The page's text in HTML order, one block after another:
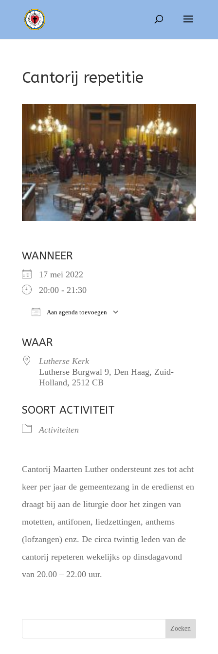
Cantorij repetitie
WANNEER
17 mei 2022
20:00 - 21:30
Aan agenda toevoegen
WAAR
Lutherse Kerk
Lutherse Burgwal 9, Den Haag, Zuid-
Holland, 2512 CB
SOORT ACTIVITEIT
Activiteiten
Cantorij Maarten Luther ondersteunt zes tot acht
keer per jaar de gemeentezang in de eredienst en
draagt bij aan de liturgie door het zingen van
motetten, antifonen, liedzettingen, anthems
(lofzangen) enz. De circa twintig leden van de
cantorij repeteren wekelijks op dinsdagavond
van 20.00 – 22.00 uur.